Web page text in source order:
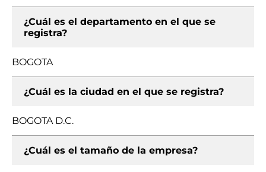
¿Cuál es el departamento en el que se
registra?
BOGOTA
¿Cuál es la ciudad en el que se registra?
BOGOTA D.C.
¿Cuál es el tamaño de la empresa?